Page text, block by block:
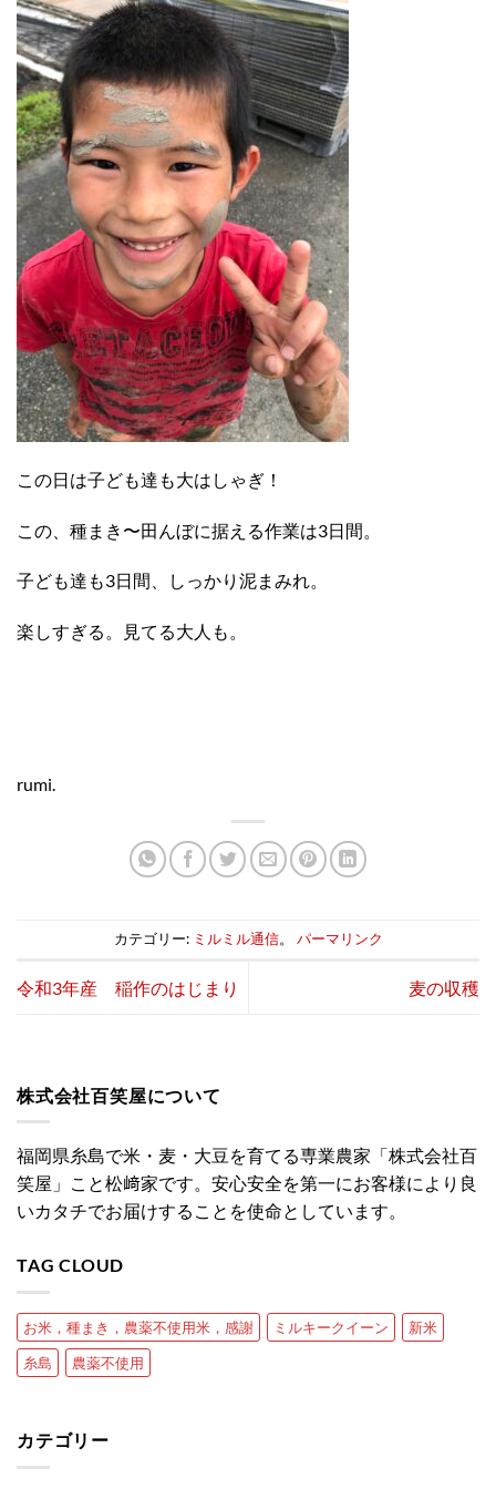
この日は子ども達も大はしゃぎ！
この、種まき〜田んぼに据える作業は3日間。
子ども達も3日間、しっかり泥まみれ。
楽しすぎる。見てる大人も。
rumi.
カテゴリー: ミルミル通信。 パーマリンク
令和3年産 稲作のはじまり 麦の収穫
株式会社百笑屋について
福岡県糸島で米・麦・大豆を育てる専業農家「株式会社百
笑屋」こと松﨑家です。安心安全を第一にお客様により良
いカタチでお届けすることを使命としています。
TAG CLOUD
お米，種まき，農薬不使用米，感謝 ミルキークイーン
新米
糸島
農薬不使用
カテゴリー